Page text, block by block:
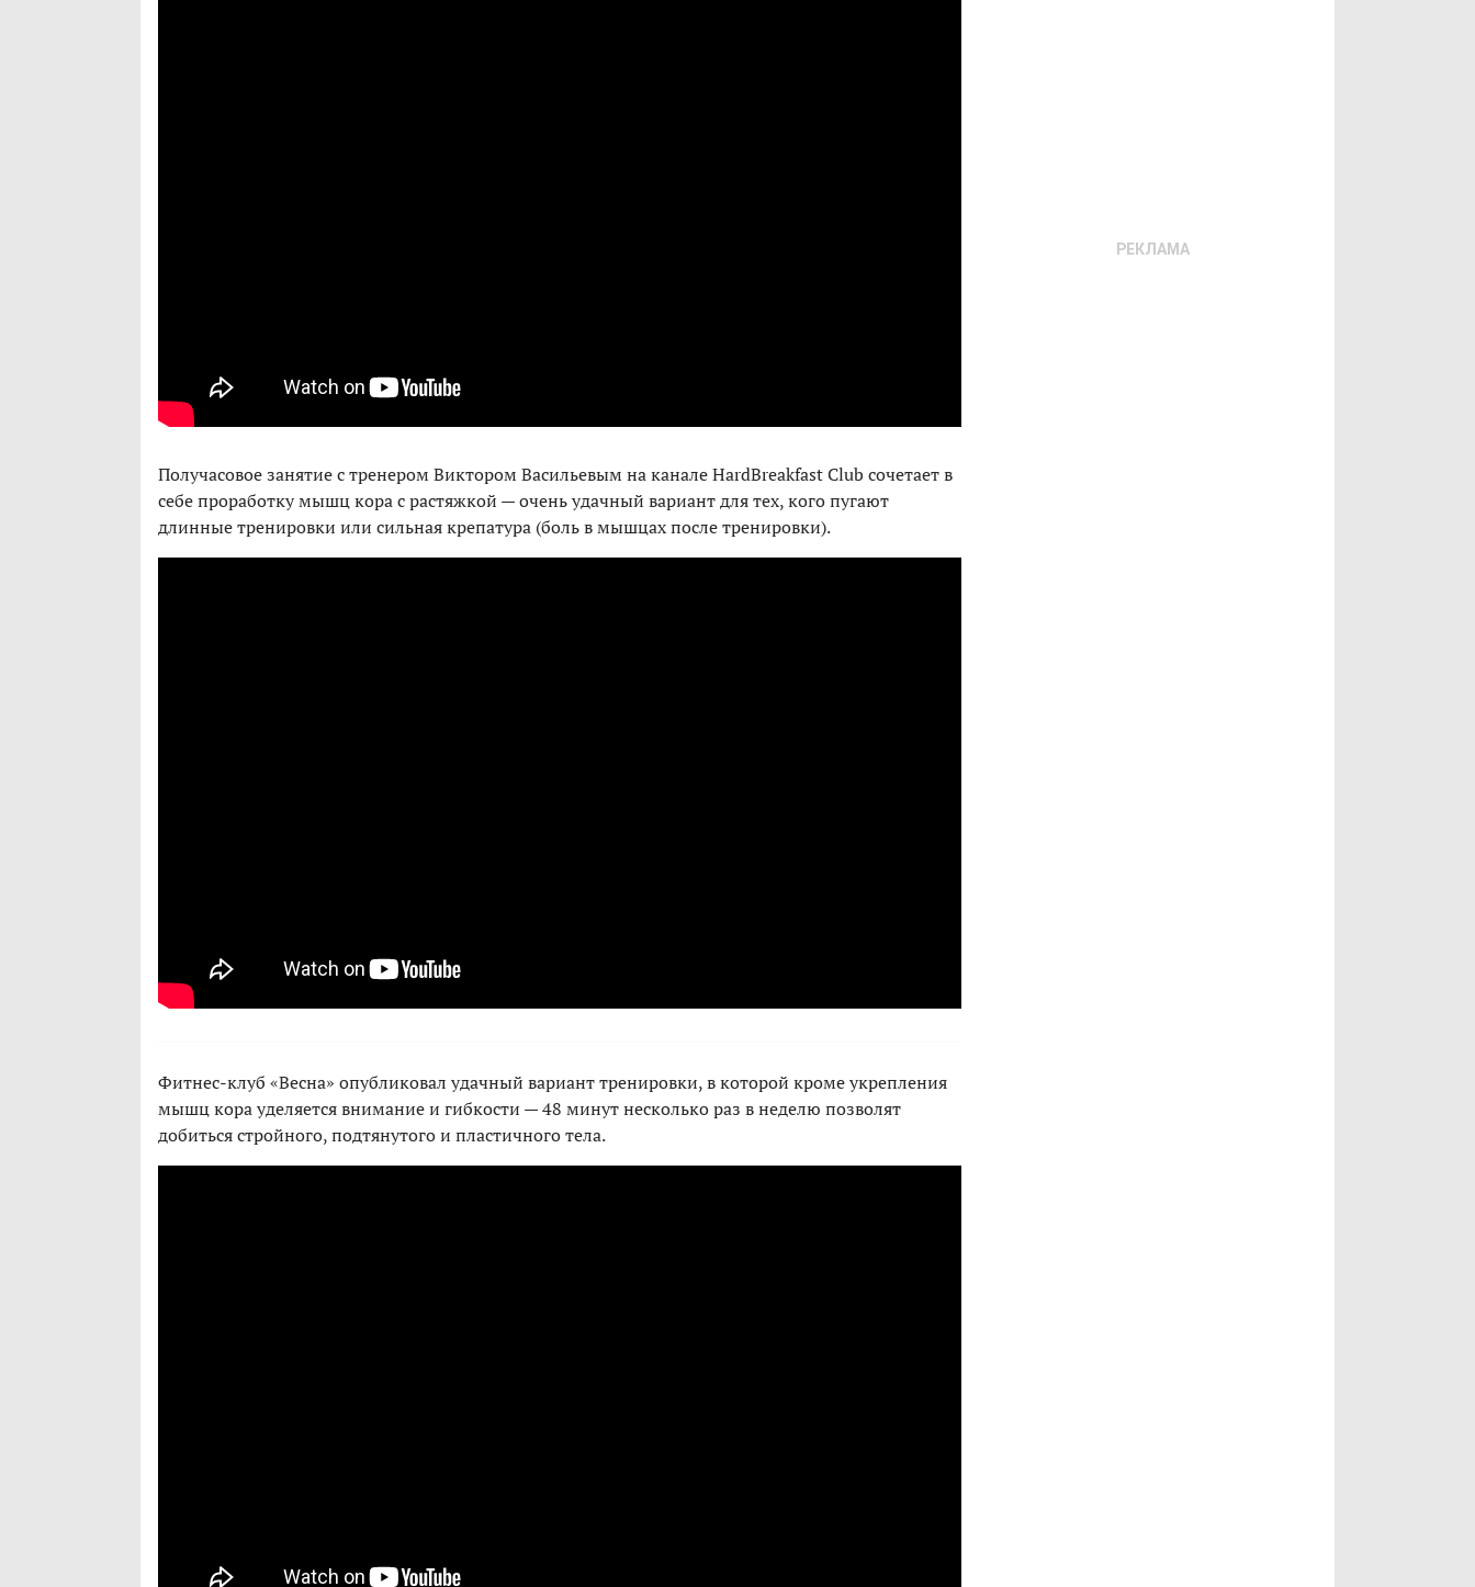
Получасовое занятие с тренером Виктором Васильевым на канале HardBreakfast Club сочетает в
себе проработку мышц кора с растяжкой — очень удачный вариант для тех, кого пугают
длинные тренировки или сильная крепатура (боль в мышцах после тренировки).
Фитнес-клуб «Весна» опубликовал удачный вариант тренировки, в которой кроме укрепления
мышц кора уделяется внимание и гибкости — 48 минут несколько раз в неделю позволят
добиться стройного, подтянутого и пластичного тела.